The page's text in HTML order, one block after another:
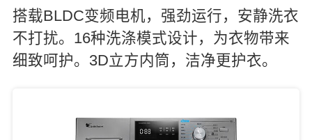
搭载BLDC变频电机，强劲运行，安静洗衣
不打扰。16种洗涤模式设计，为衣物带来
细致呵护。3D立方内筒，洁净更护衣。